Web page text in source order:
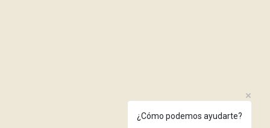
¿Cómo podemos ayudarte?